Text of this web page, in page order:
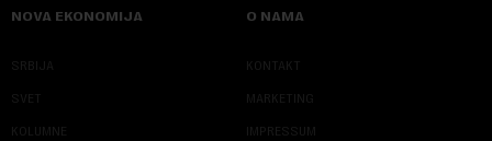
NOVA EKONOMIJA
SRBIJA
SVET
KOLUMNE
O NAMA
KONTAKT
MARKETING
IMPRESSUM